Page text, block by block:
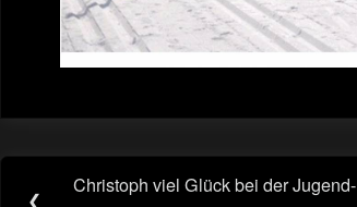
Beitragsnavigation
❮ Previous
Christoph viel Glück bei der Jugend-